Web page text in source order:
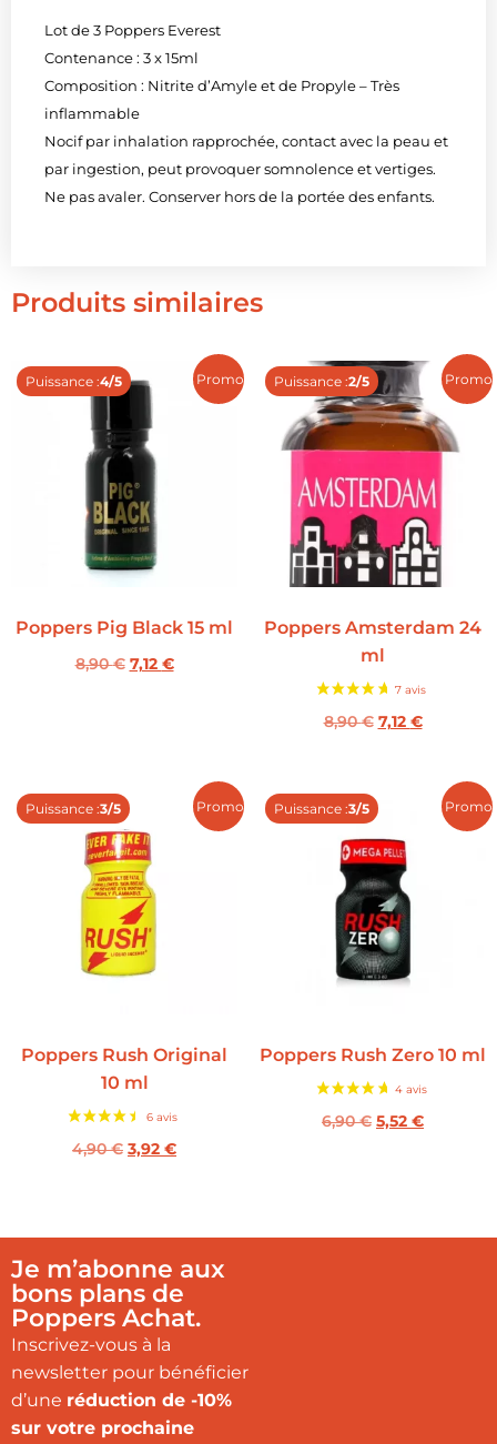
Lot de 3 Poppers Everest
Contenance : 3 x 15ml
Composition : Nitrite d’Amyle et de Propyle – Très
inflammable
Nocif par inhalation rapprochée, contact avec la peau et
par ingestion, peut provoquer somnolence et vertiges.
Ne pas avaler. Conserver hors de la portée des enfants.
Produits similaires
Promo !
Puissance :4/5
Poppers Pig Black 15 ml
8,90€ 7,12 €
Promo
Puissance :2/5
Poppers Amsterdam 24
ml
8,90€ 7,12 €
Promo !
Puissance :3/5
Poppers Rush Original
10 ml
4,90€ 3,92 €
Promo
Puissance :3/5
Poppers Rush Zero 10 ml
6,90€ 5,52 €
Je m’abonne aux
bons plans de
Poppers Achat.
Inscrivez-vous à la
newsletter pour bénéficier
d’une réduction de -10%
sur votre prochaine